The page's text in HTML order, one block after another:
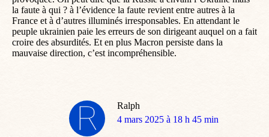
la faute à qui ? à l’évidence la faute revient entre autres à la
France et à d’autres illuminés irresponsables. En attendant le
peuple ukrainien paie les erreurs de son dirigeant auquel on a fait
croire des absurdités. Et en plus Macron persiste dans la
mauvaise direction, c’est incompréhensible.
Ralph
dit
4 mars 2025 à 18 h 45 min